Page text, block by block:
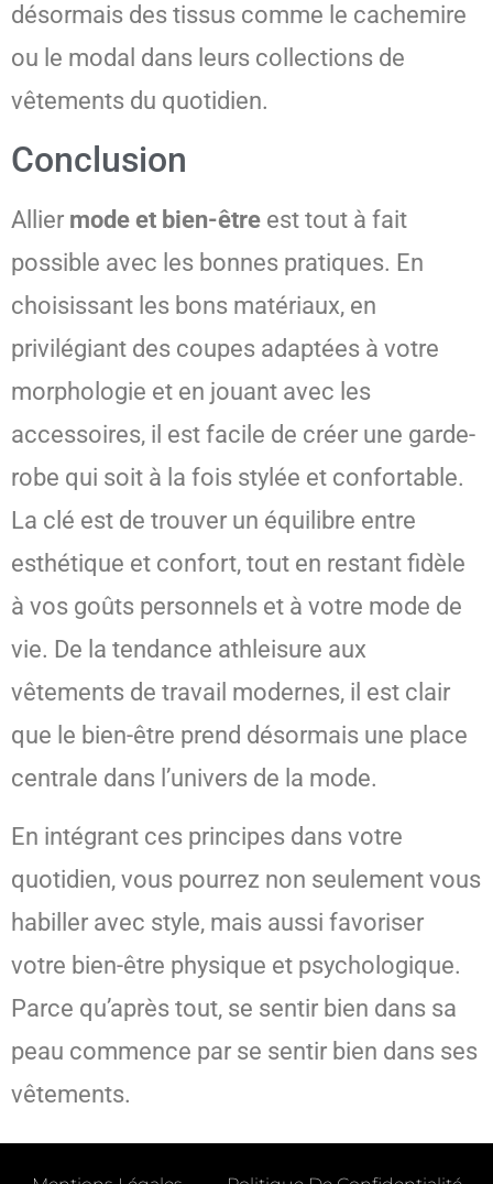
désormais des tissus comme le cachemire
ou le modal dans leurs collections de
vêtements du quotidien.
Conclusion
Allier mode et bien-être est tout à fait
possible avec les bonnes pratiques. En
choisissant les bons matériaux, en
privilégiant des coupes adaptées à votre
morphologie et en jouant avec les
accessoires, il est facile de créer une garde-
robe qui soit à la fois stylée et confortable.
La clé est de trouver un équilibre entre
esthétique et confort, tout en restant fidèle
à vos goûts personnels et à votre mode de
vie. De la tendance athleisure aux
vêtements de travail modernes, il est clair
que le bien-être prend désormais une place
centrale dans l’univers de la mode.
En intégrant ces principes dans votre
quotidien, vous pourrez non seulement vous
habiller avec style, mais aussi favoriser
votre bien-être physique et psychologique.
Parce qu’après tout, se sentir bien dans sa
peau commence par se sentir bien dans ses
vêtements.